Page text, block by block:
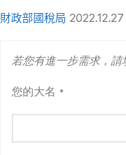
財政部國稅局 2022.12.27
若您有進一步需求，請
您的大名 *